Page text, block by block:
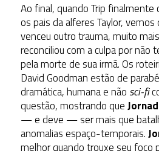
Ao final, quando Trip finalmente
os pais da alferes Taylor,
venceu outro trauma, muito
reconciliou com a culpa por não
pela morte de sua irmã. Os
David Goodman estão de
dramática, humana e não sci-fi
questão, mostrando que
— e deve — ser mais que
anomalias espaço-temporais.
melhor quando trouxe seu foco